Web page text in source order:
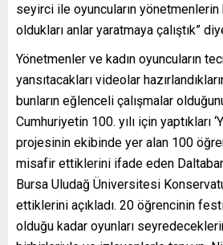
seyirci ile oyuncuların
oldukları anlar yaratmaya çalıştık”
Yönetmenler ve kadın oyuncuların
yansıtacakları videolar
bunların eğlenceli çalışmalar
Cumhuriyetin 100. yılı için yaptıkları
projesinin ekibinde yer alan 100
misafir ettiklerini ifade eden
Bursa Uludağ Üniversitesi
ettiklerini açıkladı. 20 öğrencinin
olduğu kadar oyunları